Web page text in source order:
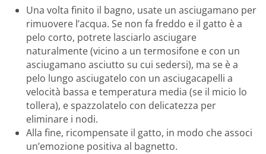
Una volta finito il bagno, usate un asciugamano per
rimuovere l’acqua. Se non fa freddo e il gatto è a
pelo corto, potrete lasciarlo asciugare
naturalmente (vicino a un termosifone e con un
asciugamano asciutto su cui sedersi), ma se è a
pelo lungo asciugatelo con un asciugacapelli a
velocità bassa e temperatura media (se il micio lo
tollera), e spazzolatelo con delicatezza per
eliminare i nodi.
Alla fine, ricompensate il gatto, in modo che associ
un’emozione positiva al bagnetto.